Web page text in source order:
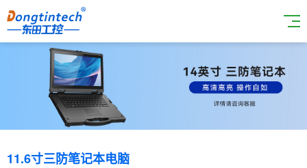
11.6寸三防笔记本电脑